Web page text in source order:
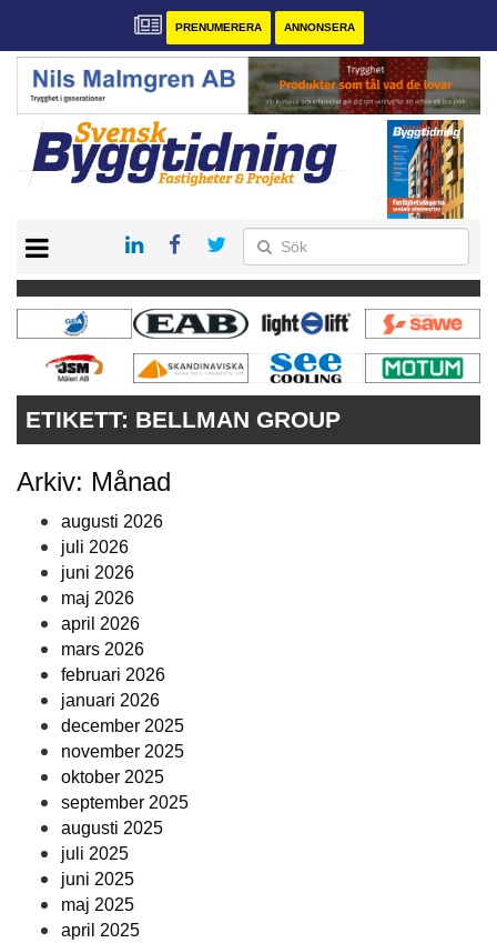
PRENUMERERA ANNONSERA
PRENUMERERA
VÅRA ANDRA MAGASIN
ANNONSERA
ETIKETT: BELLMAN GROUP
Arkiv: Månad
augusti 2026
juli 2026
juni 2026
maj 2026
april 2026
mars 2026
februari 2026
januari 2026
december 2025
november 2025
oktober 2025
september 2025
augusti 2025
juli 2025
juni 2025
maj 2025
april 2025